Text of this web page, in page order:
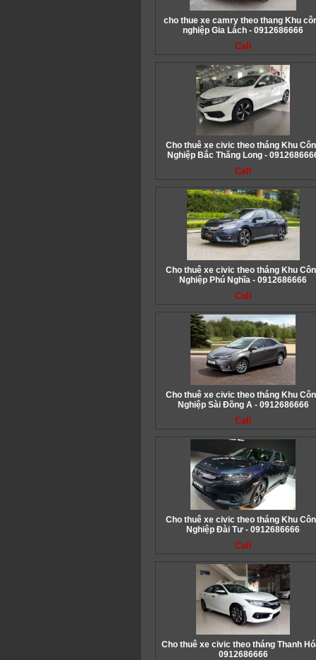
cho thue xe camry theo thang Khu
nghiệp Gia Lách - 0912686666
Call
Cho thuê xe civic theo tháng Khu
Nghiệp Bắc Thăng Long -
Call
Cho thuê xe civic theo tháng Khu
Nghiệp Phú Nghĩa - 0912686666
Call
Cho thuê xe civic theo tháng Khu
Nghiệp Sài Đồng A - 0912686666
Call
Cho thuê xe civic theo tháng Khu
Nghiệp Đài Tư - 0912686666
Call
Cho thuê xe civic theo tháng Thanh
0912686666